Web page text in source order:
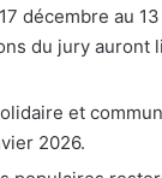
décembre au
du jury auront
et
2026.